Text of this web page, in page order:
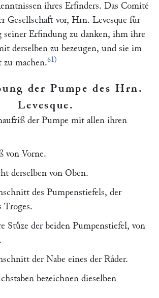
ihres Erfinders. Das Comité
Gesellschaft vor, Hrn. Levesque fuͤr
Erfindung zu danken, ihm ihre
derselben zu bezeugen, und sie im
zu machen.61)
der Pumpe des Hrn.
Levesque.
der Pumpe mit allen ihren
von Vorne.
derselben von Oben.
des Pumpenstiefels, der
Troges.
Stuͤze der beiden Pumpenstiefel, von
der Nabe eines der Raͤder.
bezeichnen dieselben